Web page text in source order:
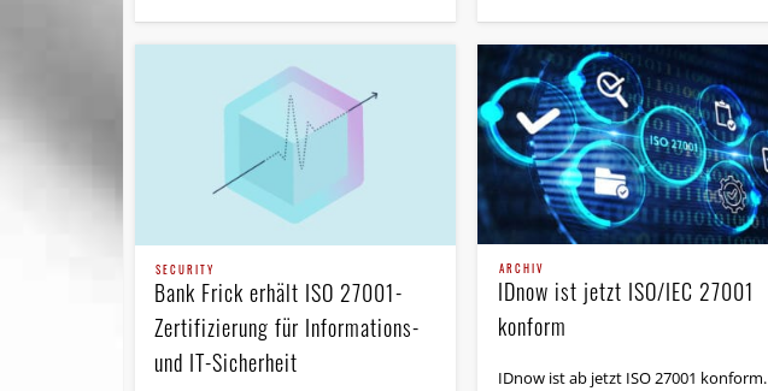
SECURITY
Bank Frick erhält ISO 27001-
Zertifizierung für Informations-
und IT-Sicherheit
ARCHIV
IDnow ist jetzt ISO/IEC 27001
konform
IDnow ist ab jetzt ISO 27001 konform.